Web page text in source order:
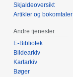
Skjaldeoversikt
Artikler og bokomtaler
Andre tjenester
E-Bibliotek
Bildearkiv
Kartarkiv
Bøger